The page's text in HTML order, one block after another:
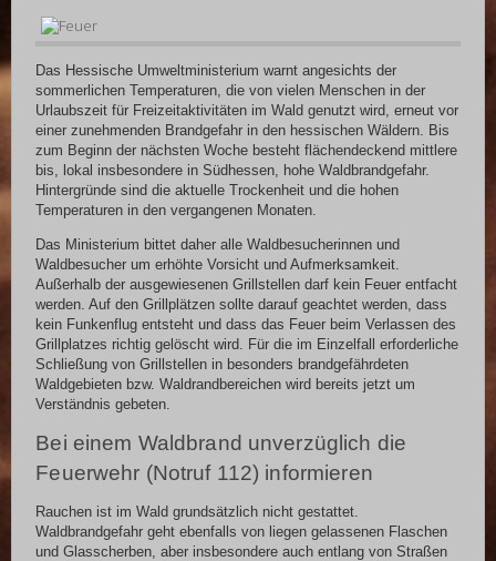
Das Hessische Umweltministerium warnt angesichts der
sommerlichen Temperaturen, die von vielen Menschen in der
Urlaubszeit für Freizeitaktivitäten im Wald genutzt wird, erneut vor
einer zunehmenden Brandgefahr in den hessischen Wäldern. Bis
zum Beginn der nächsten Woche besteht flächendeckend mittlere
bis, lokal insbesondere in Südhessen, hohe Waldbrandgefahr.
Hintergründe sind die aktuelle Trockenheit und die hohen
Temperaturen in den vergangenen Monaten.
Das Ministerium bittet daher alle Waldbesucherinnen und
Waldbesucher um erhöhte Vorsicht und Aufmerksamkeit.
Außerhalb der ausgewiesenen Grillstellen darf kein Feuer entfacht
werden. Auf den Grillplätzen sollte darauf geachtet werden, dass
kein Funkenflug entsteht und dass das Feuer beim Verlassen des
Grillplatzes richtig gelöscht wird. Für die im Einzelfall erforderliche
Schließung von Grillstellen in besonders brandgefährdeten
Waldgebieten bzw. Waldrandbereichen wird bereits jetzt um
Verständnis gebeten.
Bei einem Waldbrand unverzüglich die
Feuerwehr (Notruf 112) informieren
Rauchen ist im Wald grundsätzlich nicht gestattet.
Waldbrandgefahr geht ebenfalls von liegen gelassenen Flaschen
und Glasscherben, aber insbesondere auch entlang von Straßen